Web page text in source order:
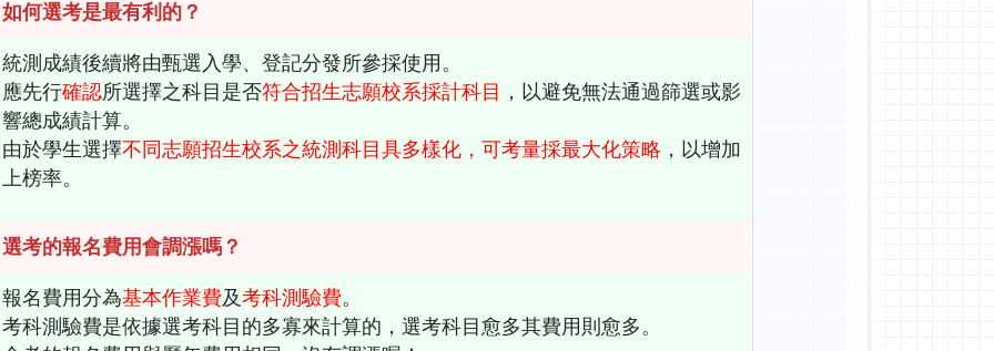
何選考是最有利的？
統測成績後續將由甄選入學、登記分發所參採使用。
應先行確認所選擇之科目是否符合招生志願校系採計科目
，以避免無法通過篩選或影
響總成績計算。
由於學生選擇不同志願招生校系之統測科目具多樣化，可考量採最大化策略 ，以增加
上榜率。
考的報名費用會調漲嗎？
報名費用分為基本作業費及考科測驗費。
考科測驗費是依據選考科目的多寡來計算的，選考科目愈多其費用則愈多。